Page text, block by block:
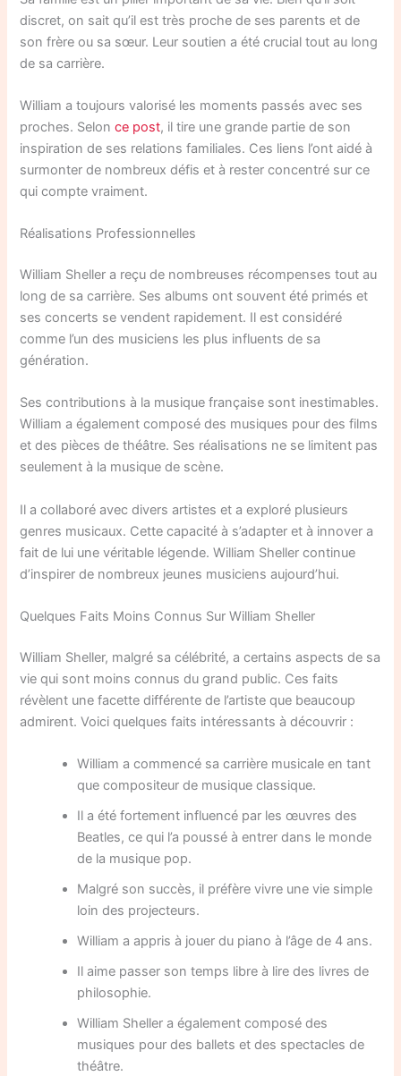
discret, on sait qu’il est très proche de ses parents et de
son frère ou sa sœur. Leur soutien a été crucial tout au long
de sa carrière.
William a toujours valorisé les moments passés avec ses
proches. Selonce post, il tire une grande partie de son
inspiration de ses relations familiales. Ces liens l’ont aidé à
surmonter de nombreux défis et à rester concentré sur ce
qui compte vraiment.
Réalisations Professionnelles
William Sheller a reçu de nombreuses récompenses tout au
long de sa carrière. Ses albums ont souvent été primés et
ses concerts se vendent rapidement. Il est considéré
comme l’un des musiciens les plus influents de sa
génération.
Ses contributions à la musique française sont inestimables.
William a également composé des musiques pour des films
et des pièces de théâtre. Ses réalisations ne se limitent pas
seulement à la musique de scène.
Il a collaboré avec divers artistes et a exploré plusieurs
genres musicaux. Cette capacité à s’adapter et à innover a
fait de lui une véritable légende. William Sheller continue
d’inspirer de nombreux jeunes musiciens aujourd’hui.
Quelques Faits Moins Connus Sur William Sheller
William Sheller, malgré sa célébrité, a certains aspects de sa
vie qui sont moins connus du grand public. Ces faits
révèlent une facette différente de l’artiste que beaucoup
admirent. Voici quelques faits intéressants à découvrir :
William a commencé sa carrière musicale en tant
que compositeur de musique classique.
Il a été fortement influencé par les œuvres des
Beatles, ce qui l’a poussé à entrer dans le monde
de la musique pop.
Malgré son succès, il préfère vivre une vie simple
loin des projecteurs.
William a appris à jouer du piano à l’âge de 4 ans.
Il aime passer son temps libre à lire des livres de
philosophie.
William Sheller a également composé des
musiques pour des ballets et des spectacles de
théâtre.